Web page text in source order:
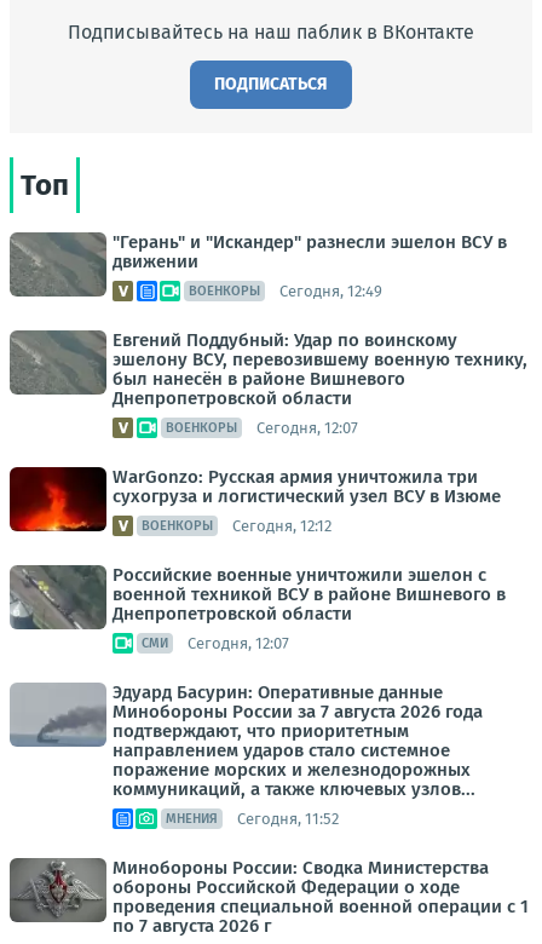
Подписывайтесь на наш паблик в ВКонтакте
ПОДПИСАТЬСЯ
Топ
"Герань" и "Искандер" разнесли эшелон ВСУ в
движении
ВОЕНКОРЫ Сегодня, 12:49
Евгений Поддубный: Удар по воинскому
эшелону ВСУ, перевозившему военную технику,
был нанесён в районе Вишневого
Днепропетровской области
ВОЕНКОРЫ Сегодня, 12:07
WarGonzo: Русская армия уничтожила три
сухогруза и логистический узел ВСУ в Изюме
ВОЕНКОРЫ Сегодня, 12:12
Российские военные уничтожили эшелон с
военной техникой ВСУ в районе Вишневого в
Днепропетровской области
СМИ Сегодня, 12:07
Эдуард Басурин: Оперативные данные
Минобороны России за 7 августа 2026 года
подтверждают, что приоритетным
направлением ударов стало системное
поражение морских и железнодорожных
коммуникаций, а также ключевых узлов...
МНЕНИЯ Сегодня, 11:52
Минобороны России: Сводка Министерства
обороны Российской Федерации о ходе
проведения специальной военной операции с 1
по 7 августа 2026 г